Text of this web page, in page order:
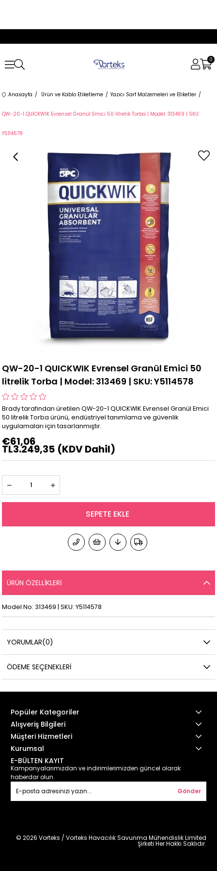
0
Anasayfa Ürün ve Kablo Etiketleme Yazıcı Sarf Malzemeleri ve Etiketler
QW-20-1 QUICKWIK Evrensel Granül Emici 50 litrelik Torba | Model: 313469 | SKU:
Y5114578
QW-20-1 QUICKWIK Evrensel Granül Emici 50
litrelik Torba | Model: 313469 | SKU: Y5114578
Brady tarafından üretilen QW-20-1 QUICKWIK Evrensel Granül Emici
50 litrelik Torba ürünü, endüstriyel tanımlama ve güvenlik
uygulamaları için tasarlanmıştır.
€61,06
TL3.249,35 (KDV Dahil)
ÜRÜN ÖZELLIKLERI
Model No: 313469 | SKU: Y5114578
YORUMLAR(0)
ÖDEME SEÇENEKLERI
Popüler Kategoriler
Alışveriş Bilgileri
Müşteri Hizmetleri
Kurumsal
E-BÜLTEN KAYIT
Kampanyalarımızdan ve indirimlerimizden güncel olarak
haberdar olun.
Gönder
© 2026 Vorteks / Vorteks Havacılık Savunma Mühendislik Limited
Şirketi Her Hakkı Saklıdır.